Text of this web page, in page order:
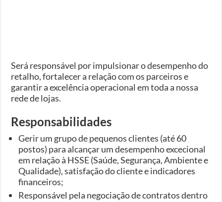
Será responsável por impulsionar o desempenho do
retalho, fortalecer a relação com os parceiros e
garantir a excelência operacional em toda a nossa
rede de lojas.
Responsabilidades
Gerir um grupo de pequenos clientes (até 60
postos) para alcançar um desempenho excecional
em relação à HSSE (Saúde, Segurança, Ambiente e
Qualidade), satisfação do cliente e indicadores
financeiros;
Responsável pela negociação de contratos dentro